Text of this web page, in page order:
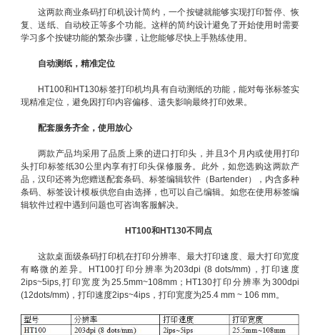
这两款商业条码打印机设计简约，一个按键就能够实现打印暂停、恢
复、送纸、自动校正等多个功能。这样的简约设计避免了开始使用时需要
学习多个按键功能的繁杂步骤，让您能够尽快上手熟练使用。
自动测纸，精准定位
HT100和HT130标签打印机均具有自动测纸的功能，能对每张标签实
现精准定位，避免因打印内容偏移、遗失影响最终打印效果。
配套服务齐全，使用放心
两款产品均采用了品质上乘的进口打印头，并且3个月内或使用打印
头打印标签纸30公里内享有打印头保修服务。此外，如您选购这两款产
品，汉印还将为您赠送配套条码、标签编辑软件（Bartender），内含多种
条码、标签设计模板供您自由选择，也可以自己编辑。如您在使用标签编
辑软件过程中遇到问题也可咨询客服解决。
HT100和HT130不同点
这款桌面级条码打印机在打印分辨率、最大打印速度、最大打印宽度
有略微的差异。HT100打印分辨率为203dpi (8 dots/mm)，打印速度
2ips~5ips,打印宽度为25.5mm~108mm；HT130打印分辨率为300dpi
(12dots/mm)，打印速度2ips~4ips，打印宽度为25.4 mm ~ 106 mm。